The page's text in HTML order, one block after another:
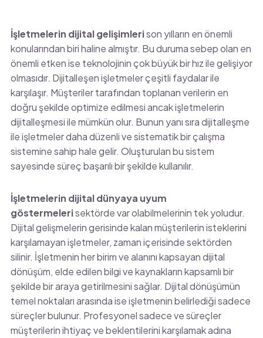
İşletmelerin dijital gelişimlerison yılların en önemli
konularından biri haline almıştır. Bu duruma sebep olan en
önemli etken ise teknolojinin çok büyük bir hız ile gelişiyor
olmasıdır. Dijitalleşen işletmeler çeşitli faydalar ile
karşılaşır. Müşteriler tarafından toplanan verilerin en
doğru şekilde optimize edilmesi ancak işletmelerin
dijitalleşmesi ile mümkün olur. Bunun yanı sıra dijitalleşme
ile işletmeler daha düzenli ve sistematik bir çalışma
sistemine sahip hale gelir. Oluşturulan bu sistem
sayesinde süreç başarılı bir şekilde kullanılır.
İşletmelerin dijital dünyaya uyum
göstermelerisektörde var olabilmelerinin tek yoludur.
Dijital gelişmelerin gerisinde kalan müşterilerin isteklerini
karşılamayan işletmeler, zaman içerisinde sektörden
silinir. İşletmenin her birim ve alanını kapsayan dijital
dönüşüm, elde edilen bilgi ve kaynakların kapsamlı bir
şekilde bir araya getirilmesini sağlar. Dijital dönüşümün
temel noktaları arasında ise işletmenin belirlediği sadece
süreçler bulunur. Profesyonel sadece ve süreçler
müşterilerin ihtiyaç ve beklentilerini karşılamak adına